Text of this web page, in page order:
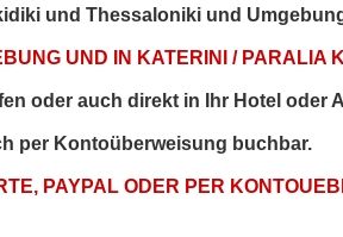
und Thessaloniki und
UND IN KATERINI / PARALIA
oder auch direkt in Ihr Hotel oder
per Kontoüberweisung buchbar.
PAYPAL ODER PER